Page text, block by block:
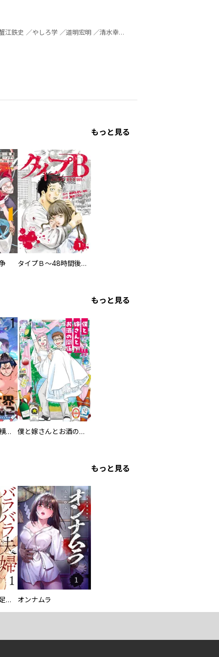
もっと見る
タイプＢ～48時間後、致死率100％～【単話】
もっと見る
異世界ちゃんこ～横綱目前に召喚されたんだが～ 【連載版】 僕と嫁さんとお酒の関係
もっと見る
バラバラ夫婦～手足をなくした夫はまだ生きてる オンナムラ